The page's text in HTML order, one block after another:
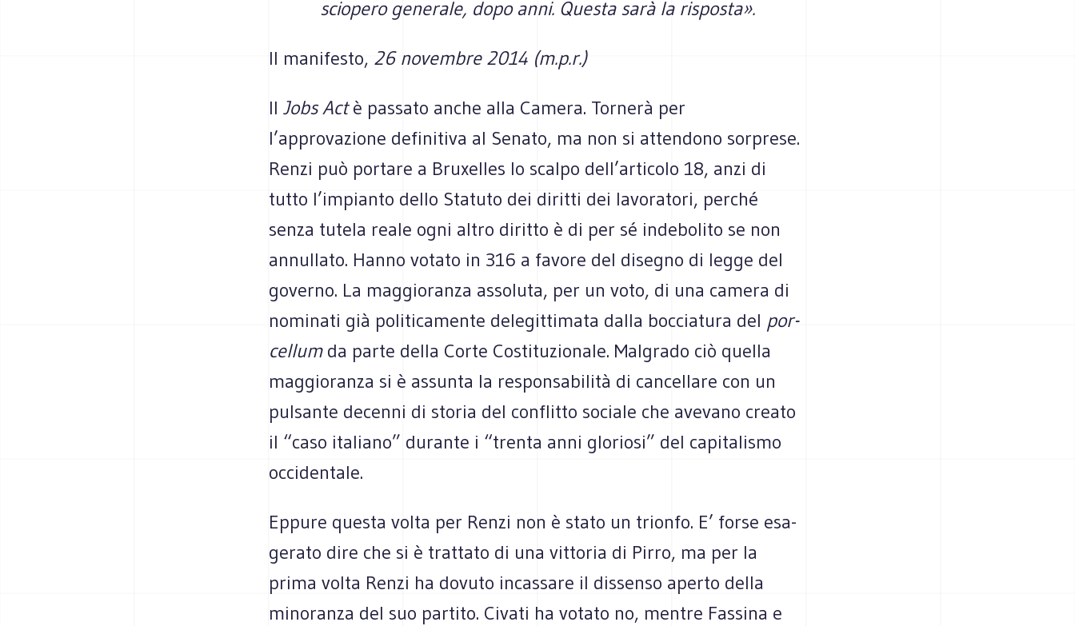
scio­pero gene­rale, dopo anni. Que­sta sarà la risposta».
Il manifesto, 26 novembre 2014 (m.p.r.)
Il Jobs Actè pas­sato anche alla Camera. Tor­nerà per
l’approvazione defi­ni­tiva al Senato, ma non si atten­dono sor­prese.
Renzi può por­tare a Bru­xel­les lo scalpo dell’articolo 18, anzi di
tutto l’impianto dello Sta­tuto dei diritti dei lavo­ra­tori, per­ché
senza tutela reale ogni altro diritto è di per sé inde­bo­lito se non
annul­lato. Hanno votato in 316 a favore del dise­gno di legge del
governo. La mag­gio­ranza asso­luta, per un voto, di una camera di
nomi­nati già poli­ti­ca­mente dele­git­ti­mata dalla boc­cia­tura del por­
cel­lumda parte della Corte Costi­tu­zio­nale. Mal­grado ciò quella
mag­gio­ranza si è assunta la respon­sa­bi­lità di can­cel­lare con un
pul­sante decenni di sto­ria del con­flitto sociale che ave­vano creato
il “caso ita­liano” durante i “trenta anni glo­riosi” del capi­ta­li­smo
occidentale.
Eppure que­sta volta per Renzi non è stato un trionfo. E’ forse esa­
ge­rato dire che si è trat­tato di una vit­to­ria di Pirro, ma per la
prima volta Renzi ha dovuto incas­sare il dis­senso aperto della
mino­ranza del suo par­tito. Civati ha votato no, men­tre Fas­sina e